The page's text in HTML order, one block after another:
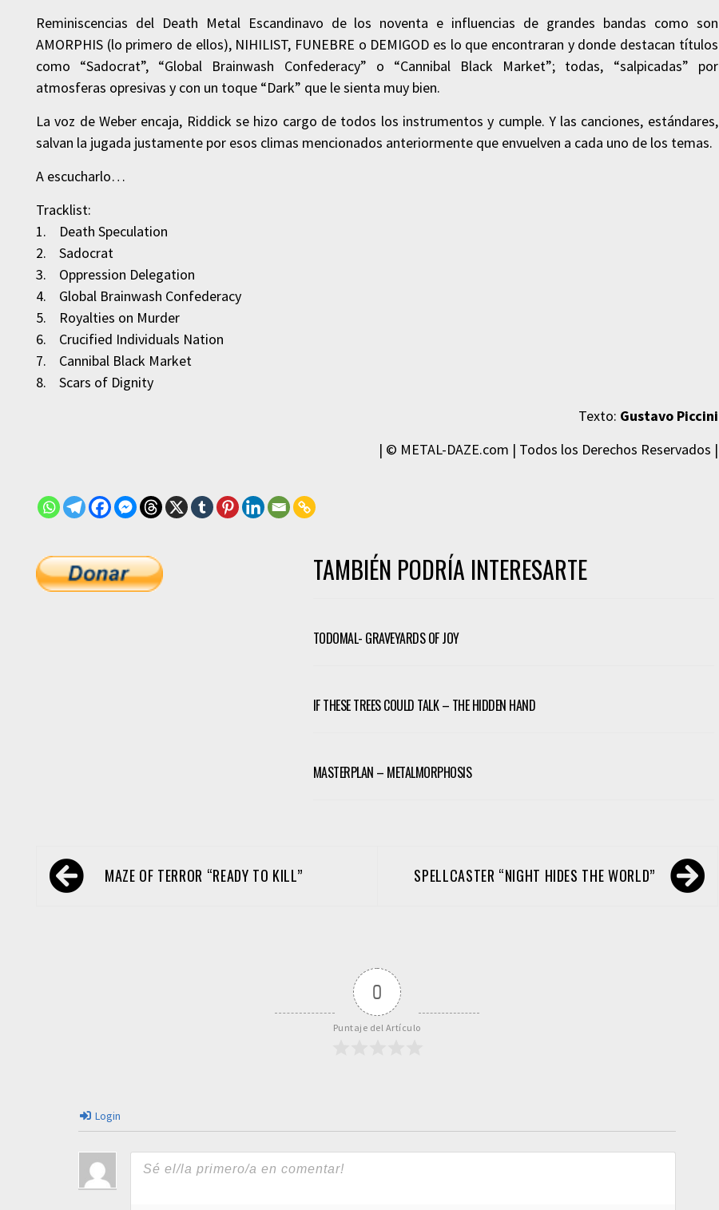
Reminiscencias del Death Metal Escandinavo de los noventa e influencias de grandes bandas como son
AMORPHIS (lo primero de ellos), NIHILIST, FUNEBRE o DEMIGOD es lo que encontraran y donde destacan títulos
como “Sadocrat”, “Global Brainwash Confederacy” o “Cannibal Black Market”; todas, “salpicadas” por
atmosferas opresivas y con un toque “Dark” que le sienta muy bien.
La voz de Weber encaja, Riddick se hizo cargo de todos los instrumentos y cumple. Y las canciones, estándares,
salvan la jugada justamente por esos climas mencionados anteriormente que envuelven a cada uno de los temas.
A escucharlo…
Tracklist:
1. Death Speculation
2. Sadocrat
3. Oppression Delegation
4. Global Brainwash Confederacy
5. Royalties on Murder
6. Crucified Individuals Nation
7. Cannibal Black Market
8. Scars of Dignity
Texto: Gustavo Piccini
| © METAL-DAZE.com | Todos los Derechos Reservados |
TAMBIÉN PODRÍA INTERESARTE
TODOMAL- GRAVEYARDS OF JOY
IF THESE TREES COULD TALK – THE HIDDEN HAND
MASTERPLAN – METALMORPHOSIS
Navegación
de MAZE OF TERROR “READY TO KILL” SPELLCASTER “NIGHT HIDES THE WORLD”
0
Puntaje del Artículo
Login